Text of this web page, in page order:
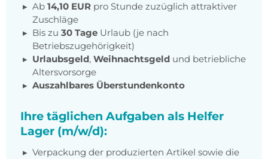
Ab 14,10 EUR pro Stunde zuzüglich attraktiver
Zuschläge
Bis zu 30 Tage Urlaub (je nach
Betriebszugehörigkeit)
Urlaubsgeld, Weihnachtsgeld und betriebliche
Altersvorsorge
Auszahlbares Überstundenkonto
Ihre täglichen Aufgaben als Helfer
Lager (m/w/d):
Verpackung der produzierten Artikel sowie die